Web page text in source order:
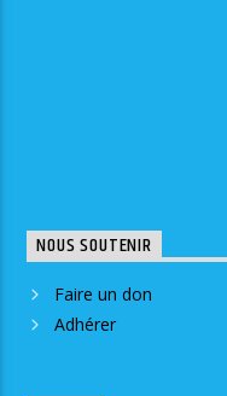
NOUS SOUTENIR
Faire un don
Adhérer